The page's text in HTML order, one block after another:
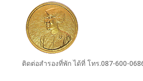
ติดต่อสำรองที่พัก ได้ที่ โทร.087-600-